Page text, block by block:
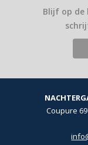
Blijf op de
Coupure 6